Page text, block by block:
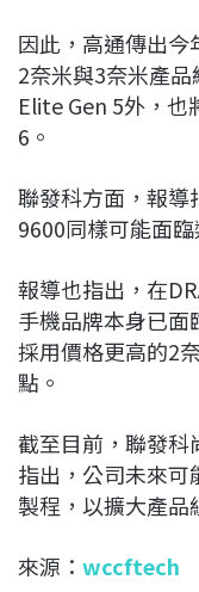
因此，高通傳出
2奈米與3奈米產
Elite Gen 5外，
6。
聯發科方面，報導
9600同樣可能面
報導也指出，在
手機品牌本身已
採用價格更高的2
點。
截至目前，聯發科
指出，公司未來
製程，以擴大產品
來源： wccftech